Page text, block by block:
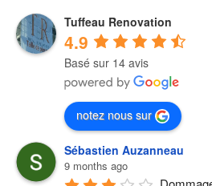
Tuffeau Renovation
4.9
Basé sur 14 avis
notez nous sur
Sébastien Auzanneau
9 months ago